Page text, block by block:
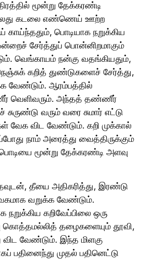
மூன்று தேக்கரண்டி
கடலை எண்ணெய் ஊற்ற
பொடியாக நறுக்கிய
சேர்த்துப் பொன்னிறமாகும்
வெங்காயம் நன்கு வதங்கியதும்,
கறித் துண்டுகளைச் சேர்த்து,
வேண்டும். ஆரம்பத்தில்
வெளிவரும். அந்தத் தண்ணீர்
சுருண்டு வரும் வரை சுமார் எட்டு
வேக விட வேண்டும். கறி முக்கால்
நாம் அரைத்து வைத்திருக்கும்
பொடியை மூன்று தேக்கரண்டி அளவு
தீயை அதிகரித்து, இரண்டு
வறுக்க வேண்டும்.
நறுக்கிய கறிவேப்பிலை ஒரு
கொத்தமல்லித் தழைகளையும் தூவி,
வேண்டும். இந்த மிளகு
பதினைந்து முதல் பதினெட்டு